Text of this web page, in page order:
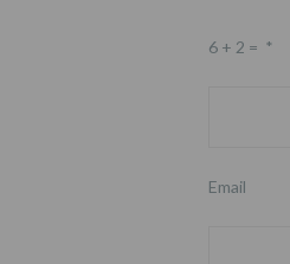
6 + 2 = *
Email